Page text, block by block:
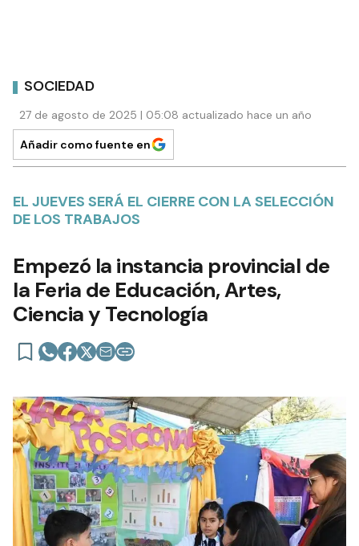
SOCIEDAD
27 de agosto de 2025 | 05:08 actualizado hace un año
Añadir como fuente en
EL JUEVES SERÁ EL CIERRE CON LA SELECCIÓN
DE LOS TRABAJOS
Empezó la instancia provincial de
la Feria de Educación, Artes,
Ciencia y Tecnología